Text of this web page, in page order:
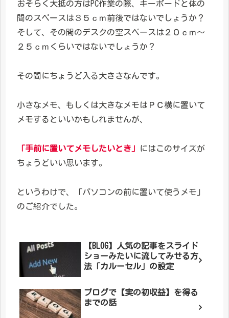
おそらく大抵の方はPC作業の際、キーボードと体の
間のスペースは３５ｃｍ前後ではないでしょうか？
そして、その間のデスクの空スペースは２０ｃｍ～
２５ｃｍくらいではないでしょうか？
その間にちょうど入る大きさなんです。
小さなメモ、もしくは大きなメモはＰＣ横に置いて
メモするといいかもしれませんが、
「手前に置いてメモしたいとき」
にはこのサイズが
ちょうどいい思います。
というわけで、「パソコンの前に置いて使うメモ」
のご紹介でした。
【BLOG】人気の記事をスライド
ショーみたいに流してみせる方
法「カルーセル」の設定
ブログで【実の初収益】を得る
までの話